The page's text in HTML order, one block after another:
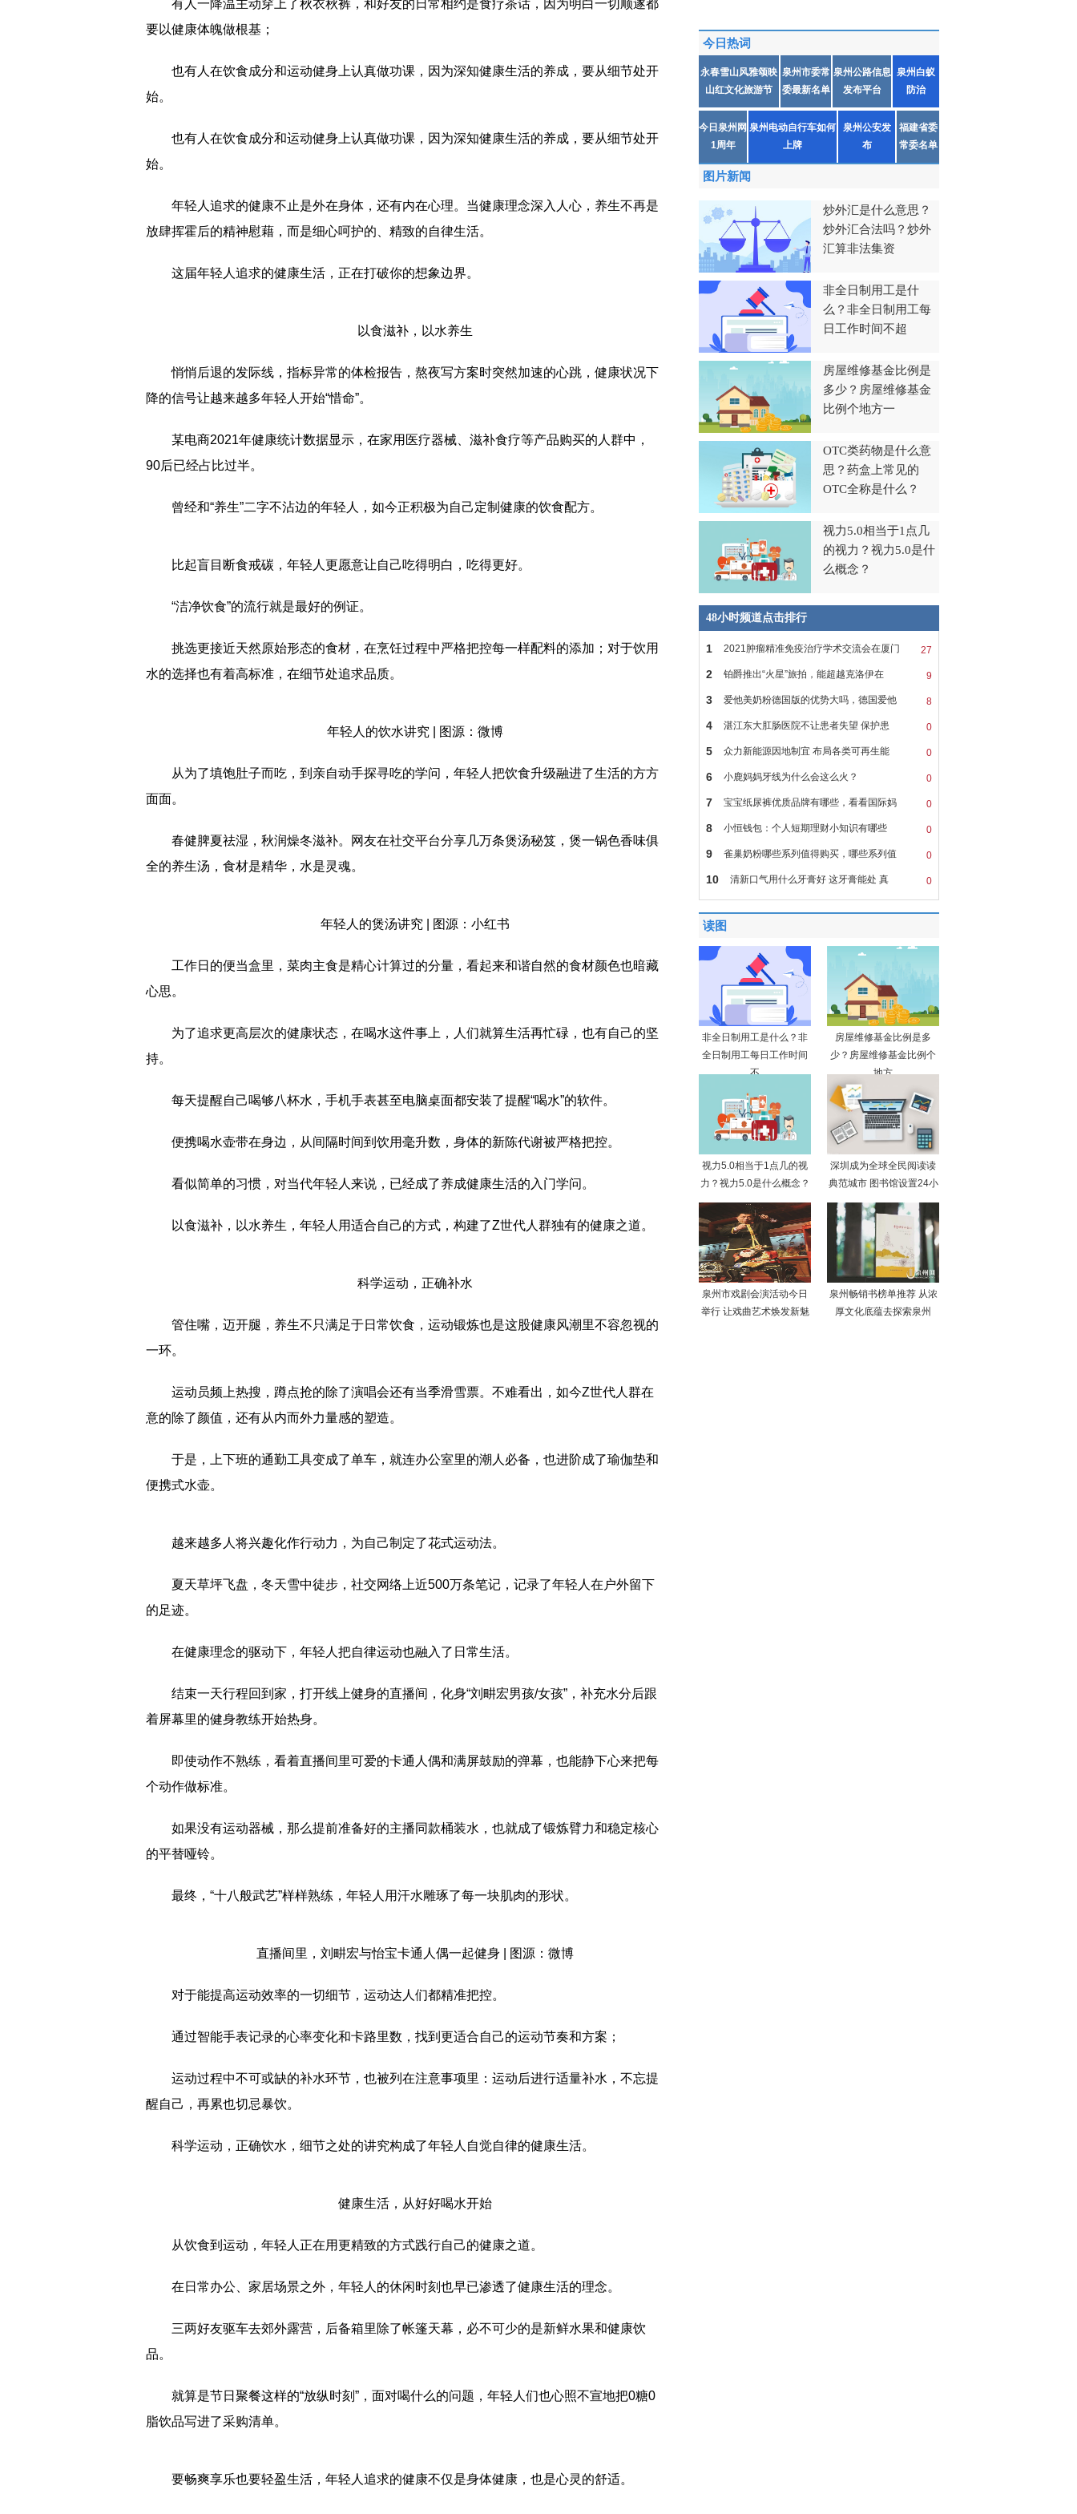
有人一降温主动穿上了秋衣秋裤，和好友的日常相约是食疗茶话，因为明白一切顺遂都
要以健康体魄做根基；
也有人在饮食成分和运动健身上认真做功课，因为深知健康生活的养成，要从细节处开
始。
也有人在饮食成分和运动健身上认真做功课，因为深知健康生活的养成，要从细节处开
始。
年轻人追求的健康不止是外在身体，还有内在心理。当健康理念深入人心，养生不再是
放肆挥霍后的精神慰藉，而是细心呵护的、精致的自律生活。
这届年轻人追求的健康生活，正在打破你的想象边界。
以食滋补，以水养生
悄悄后退的发际线，指标异常的体检报告，熬夜写方案时突然加速的心跳，健康状况下
降的信号让越来越多年轻人开始“惜命”。
某电商2021年健康统计数据显示，在家用医疗器械、滋补食疗等产品购买的人群中，
90后已经占比过半。
曾经和“养生”二字不沾边的年轻人，如今正积极为自己定制健康的饮食配方。
比起盲目断食戒碳，年轻人更愿意让自己吃得明白，吃得更好。
“洁净饮食”的流行就是最好的例证。
挑选更接近天然原始形态的食材，在烹饪过程中严格把控每一样配料的添加；对于饮用
水的选择也有着高标准，在细节处追求品质。
年轻人的饮水讲究 | 图源：微博
从为了填饱肚子而吃，到亲自动手探寻吃的学问，年轻人把饮食升级融进了生活的方方
面面。
春健脾夏祛湿，秋润燥冬滋补。网友在社交平台分享几万条煲汤秘笈，煲一锅色香味俱
全的养生汤，食材是精华，水是灵魂。
年轻人的煲汤讲究 | 图源：小红书
工作日的便当盒里，菜肉主食是精心计算过的分量，看起来和谐自然的食材颜色也暗藏
心思。
为了追求更高层次的健康状态，在喝水这件事上，人们就算生活再忙碌，也有自己的坚
持。
每天提醒自己喝够八杯水，手机手表甚至电脑桌面都安装了提醒“喝水”的软件。
便携喝水壶带在身边，从间隔时间到饮用毫升数，身体的新陈代谢被严格把控。
看似简单的习惯，对当代年轻人来说，已经成了养成健康生活的入门学问。
以食滋补，以水养生，年轻人用适合自己的方式，构建了Z世代人群独有的健康之道。
科学运动，正确补水
管住嘴，迈开腿，养生不只满足于日常饮食，运动锻炼也是这股健康风潮里不容忽视的
一环。
运动员频上热搜，蹲点抢的除了演唱会还有当季滑雪票。不难看出，如今Z世代人群在
意的除了颜值，还有从内而外力量感的塑造。
于是，上下班的通勤工具变成了单车，就连办公室里的潮人必备，也进阶成了瑜伽垫和
便携式水壶。
越来越多人将兴趣化作行动力，为自己制定了花式运动法。
夏天草坪飞盘，冬天雪中徒步，社交网络上近500万条笔记，记录了年轻人在户外留下
的足迹。
在健康理念的驱动下，年轻人把自律运动也融入了日常生活。
结束一天行程回到家，打开线上健身的直播间，化身“刘畊宏男孩/女孩”，补充水分后跟
着屏幕里的健身教练开始热身。
即使动作不熟练，看着直播间里可爱的卡通人偶和满屏鼓励的弹幕，也能静下心来把每
个动作做标准。
如果没有运动器械，那么提前准备好的主播同款桶装水，也就成了锻炼臂力和稳定核心
的平替哑铃。
最终，“十八般武艺”样样熟练，年轻人用汗水雕琢了每一块肌肉的形状。
直播间里，刘畊宏与怡宝卡通人偶一起健身 | 图源：微博
对于能提高运动效率的一切细节，运动达人们都精准把控。
通过智能手表记录的心率变化和卡路里数，找到更适合自己的运动节奏和方案；
运动过程中不可或缺的补水环节，也被列在注意事项里：运动后进行适量补水，不忘提
醒自己，再累也切忌暴饮。
科学运动，正确饮水，细节之处的讲究构成了年轻人自觉自律的健康生活。
健康生活，从好好喝水开始
从饮食到运动，年轻人正在用更精致的方式践行自己的健康之道。
在日常办公、家居场景之外，年轻人的休闲时刻也早已渗透了健康生活的理念。
三两好友驱车去郊外露营，后备箱里除了帐篷天幕，必不可少的是新鲜水果和健康饮
品。
就算是节日聚餐这样的“放纵时刻”，面对喝什么的问题，年轻人们也心照不宣地把0糖0
脂饮品写进了采购清单。
要畅爽享乐也要轻盈生活，年轻人追求的健康不仅是身体健康，也是心灵的舒适。
今日热词
永春雪山风雅颂映
山红文化旅游节
泉州市委常
委最新名单
泉州公路信息
发布平台
泉州白蚁
防治
今日泉州网
1周年
泉州电动自行车如何
上牌
泉州公安发
布
福建省委
常委名单
图片新闻
炒外汇是什么意思？
炒外汇合法吗？炒外
汇算非法集资
非全日制用工是什
么？非全日制用工每
日工作时间不超
房屋维修基金比例是
多少？房屋维修基金
比例个地方一
OTC类药物是什么意
思？药盒上常见的
OTC全称是什么？
视力5.0相当于1点几
的视力？视力5.0是什
么概念？
48小时频道点击排行
27
1 2021肿瘤精准免疫治疗学术交流会在厦门
9
2 铂爵推出“火星”旅拍，能超越克洛伊在
8
3 爱他美奶粉德国版的优势大吗，德国爱他
0
4 湛江东大肛肠医院不让患者失望 保护患
0
5 众力新能源因地制宜 布局各类可再生能
0
6 小鹿妈妈牙线为什么会这么火？
0
7 宝宝纸尿裤优质品牌有哪些，看看国际妈
0
8 小恒钱包：个人短期理财小知识有哪些
0
9 雀巢奶粉哪些系列值得购买，哪些系列值
0
10 清新口气用什么牙膏好 这牙膏能处 真
读图
非全日制用工是什么？非
全日制用工每日工作时间
不
房屋维修基金比例是多
少？房屋维修基金比例个
地方
视力5.0相当于1点几的视
力？视力5.0是什么概念？
深圳成为全球全民阅读读
典范城市 图书馆设置24小
泉州市戏剧会演活动今日
举行 让戏曲艺术焕发新魅
泉州畅销书榜单推荐 从浓
厚文化底蕴去探索泉州